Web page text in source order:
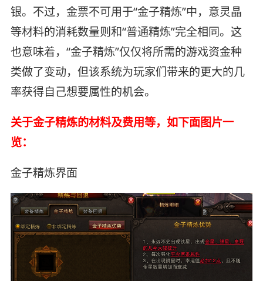
银。不过，金票不可用于“金子精炼”中，意灵晶
等材料的消耗数量则和“普通精炼”完全相同。这
也意味着，“金子精炼”仅仅将所需的游戏资金种
类做了变动，但该系统为玩家们带来的更大的几
率获得自己想要属性的机会。
关于金子精炼的材料及费用等，如下面图片一
览：
金子精炼界面